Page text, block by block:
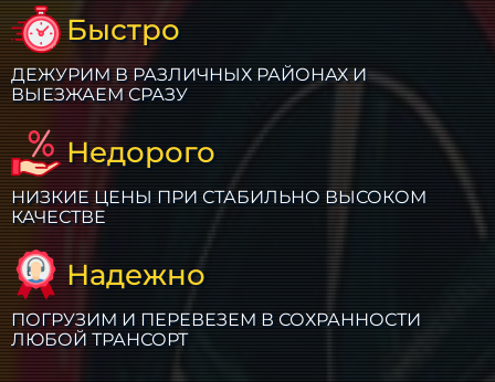
Быстро
ДЕЖУРИМ В РАЗЛИЧНЫХ РАЙОНАХ И
ВЫЕЗЖАЕМ СРАЗУ
Недорого
НИЗКИЕ ЦЕНЫ ПРИ СТАБИЛЬНО ВЫСОКОМ
КАЧЕСТВЕ
Надежно
ПОГРУЗИМ И ПЕРЕВЕЗЕМ В СОХРАННОСТИ
ЛЮБОЙ ТРАНСОРТ